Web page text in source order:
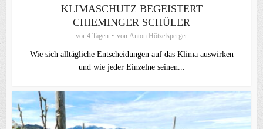
KLIMASCHUTZ BEGEISTERT
CHIEMINGER SCHÜLER
vor 4 Tagen von Anton Hötzelsperger
Wie sich alltägliche Entscheidungen auf das Klima auswirken
und wie jeder Einzelne seinen...